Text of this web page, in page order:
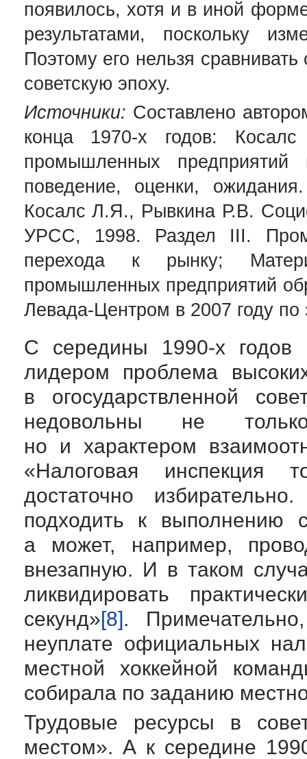
появилось, хотя и в иной
результатами, поскольку
Поэтому его нельзя
советскую эпоху.
Источники: Составлено
конца 1970-х годов:
промышленных
поведение, оценки,
Косалс Л.Я., Рывкина Р.В.
УРСС, 1998. Раздел III.
перехода к рынку;
промышленных предприятий
Левада-Центром в 2007 году
С середины 1990-х
лидером проблема
в огосударствленной
недовольны не
но и характером
«Налоговая инспекция
достаточно
подходить к выполнению
а может, например,
внезапную. И в таком
ликвидировать
секунд»[8].
неуплате официальных
местной хоккейной
собирала по заданию
Трудовые ресурсы в
местом». А к середине